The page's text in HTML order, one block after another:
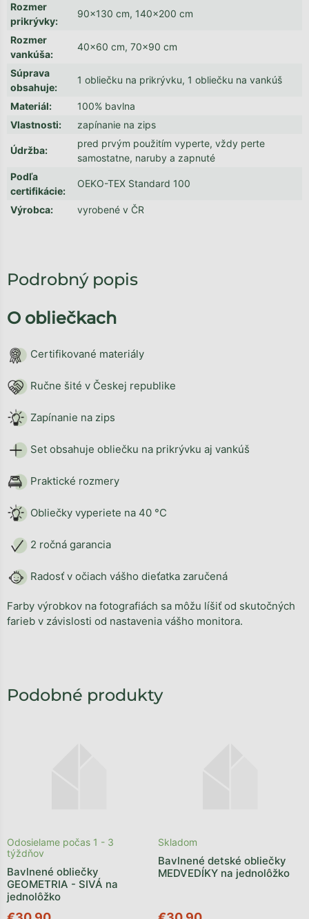
Rozmer
prikrývky:
90x130 cm, 140x200 cm
Rozmer
vankúša:
40x60 cm, 70x90 cm
Súprava
obsahuje:
1 obliečku na prikrývku, 1 obliečku na vankúš
Materiál:
100% bavlna
Vlastnosti: zapínanie na zips
Údržba:
pred prvým použitím vyperte, vždy perte
samostatne, naruby a zapnuté
Podľa
certifikácie:
OEKO-TEX Standard 100
Výrobca: vyrobené v ČR
Podrobný popis
O obliečkach
Certifikované materiály
Ručne šité v Českej republike
Zapínanie na zips
Set obsahuje obliečku na prikrývku aj vankúš
Praktické rozmery
Obliečky vyperiete na 40 °C
2 ročná garancia
Radosť v očiach vášho dieťatka zaručená
Farby výrobkov na fotografiách sa môžu líšiť od skutočných
farieb v závislosti od nastavenia vášho monitora.
Bavlnené obliečky
GEOMETRIA - SIVÁ na
jednolôžko
Odosielame počas 1 - 3
týždňov
Bavlnené detské obliečky
MEDVEDÍKY na jednolôžko
Skladom